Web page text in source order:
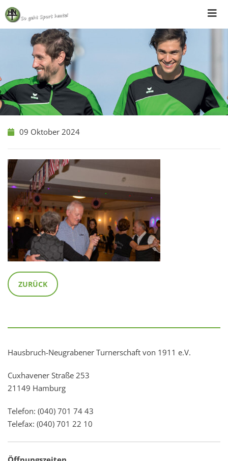
Skip
to
content
09 Oktober 2024
ZURÜCK
Hausbruch-Neugrabener Turnerschaft von 1911 e.V.
Cuxhavener Straße 253
21149 Hamburg
Telefon: (040) 701 74 43
Telefax: (040) 701 22 10